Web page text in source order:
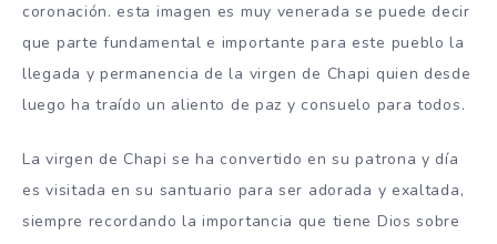
coronación. esta imagen es muy venerada se puede decir
que parte fundamental e importante para este pueblo la
llegada y permanencia de la virgen de Chapi quien desde
luego ha traído un aliento de paz y consuelo para todos.
La virgen de Chapi se ha convertido en su patrona y día
es visitada en su santuario para ser adorada y exaltada,
siempre recordando la importancia que tiene Dios sobre